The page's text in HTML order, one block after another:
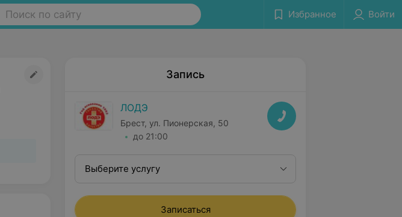
Поиск по сайту Избранное Войти
Запись
ЛОДЭ
Брест, ул. Пионерская, 50
до 21:00
Выберите услугу
Записаться